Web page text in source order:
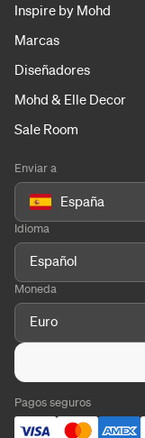
Inspire by Mohd
Marcas
Diseñadores
Mohd & Elle Decor
Sale Room
Enviar a
España
Idioma
Español
Moneda
Euro
Pagos seguros